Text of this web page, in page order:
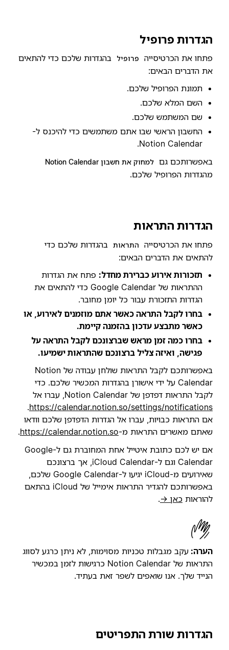
הגדרות פרופיל
פתחו את הכרטיסייה פרופיל
בהגדרות שלכם כדי להתאים
את הדברים הבאים:
תמונת הפרופיל שלכם.
השם המלא שלכם.
שם המשתמש שלכם.
החשבון הראשי שבו אתם משתמשים כדי להיכנס ל-
Notion Calendar.
באפשרותכם גם למחוק את חשבון Notion Calendar
מהגדרות הפרופיל שלכם.
הגדרות התראות
פתחו את הכרטיסייה התראות
בהגדרות שלכם כדי
להתאים את הדברים הבאים:
תזכורות אירוע כברירת מחדל: פתח את הגדרות
ההתראות של Google Calendar כדי להתאים את
הגדרות התזכורת עבור כל יומן מחובר.
בחרו לקבל התראה כאשר אתם מוזמנים לאירוע, או
כאשר מתבצע עדכון בהזמנה קיימת.
בחרו כמה זמן מראש שברצונכם לקבל התראה על
פגישה, ואיזה צליל ברצונכם שהתראות ישמיעו.
באפשרותכם לקבל התראות שולחן עבודה של Notion
Calendar על ידי אישורן בהגדרות המכשיר שלכם. כדי
לקבל התראות דפדפן של Notion Calendar, עברו אל
https://calendar.notion.so/settings/notifications
.
אם התראות כבויות, עברו אל הגדרות הדפדפן שלכם וודאו
שאתם מאשרים התראות מ-https://calendar.notion.so
.
אם יש לכם כתובת איטייל אחת המחוברת גם ל-Google
Calendar וגם ל-iCloud Calendar, אך ברצונכם
שאירועים מ-iCloud יגיעו ל-Google Calendar שלכם,
באפשרותכם להגדיר התראות אימייל של iCloud בהתאם
להוראות כאן →.
הערה: עקב מגבלות טכניות מסוימות, לא ניתן כרגע לסווג
התראות של Notion Calendar כרגישות לזמן במכשיר
הנייד שלך. אנו שואפים לשפר זאת בעתיד.
הגדרות שורת התפריטים